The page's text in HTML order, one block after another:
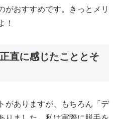
がおすすめです。きっとメリ
！
直に感じたこととそ
がありますが、もちろん「デ